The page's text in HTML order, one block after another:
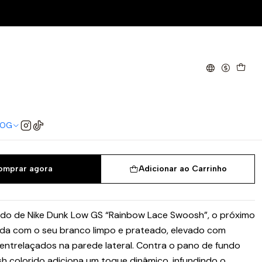
(GS)
SE Rainbow Lace Swoosh
37.5
Adicionar ao Carrinho
agora
de Nike Dunk Low GS “Rainbow Lace Swoosh”, o próximo
com o seu branco limpo e prateado, elevado com
na parede lateral. Contra o pano de fundo